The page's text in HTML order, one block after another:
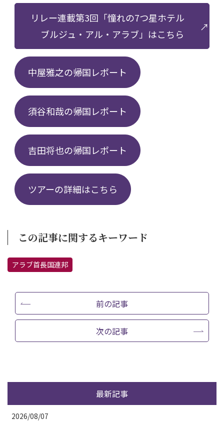
リレー連載第3回「憧れの7つ星ホテル
ブルジュ・アル・アラブ」はこちら
中屋雅之の帰国レポート
須谷和哉の帰国レポート
吉田将也の帰国レポート
ツアーの詳細はこちら
この記事に関するキーワード
アラブ首長国連邦
前の記事
次の記事
最新記事
2026/08/07